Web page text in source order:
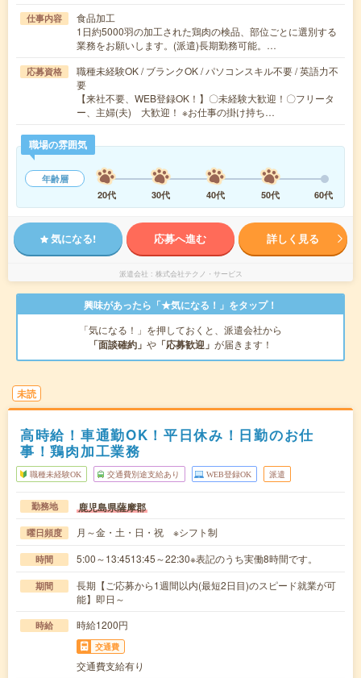
仕事内容
食品加工
1日約5000羽の加工された鶏肉の検品、部位ごとに選別する
業務をお願いします。(派遣)長期勤務可能。…
応募資格
職種未経験OK / ブランクOK / パソコンスキル不要 / 英語力不
要
【来社不要、WEB登録OK！】〇未経験大歓迎！〇フリータ
ー、主婦(夫) 大歓迎！ ※お仕事の掛け持ち…
職場の雰囲気
年齢層
20代
30代 40代 50代 60代
気になる! 応募へ進む 詳しく見る
派遣会社 株式会社テクノ・サービス
興味があったら「★気になる！」をタップ！
「気になる！」を押しておくと、派遣会社から
「面談確約」 や 「応募歓迎」 が届きます！
未読
高時給！車通勤OK！平日休み！日勤のお仕
事！鶏肉加工業務
職種未経験OK 交通費別途支給あり WEB登録OK 派遣
勤務地 鹿児島県薩摩郡
曜日頻度 月～金・土・日・祝 ※シフト制
時間 5:00～13:4513:45～22:30※表記のうち実働8時間です。
期間
長期【ご応募から1週間以内(最短2日目)のスピード就業が可
能】即日～
時給 時給1200円
交通費
交通費支給有り